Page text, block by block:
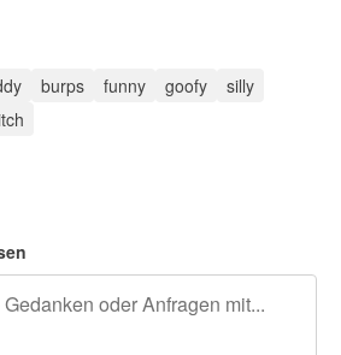
burps funny goofy
silly